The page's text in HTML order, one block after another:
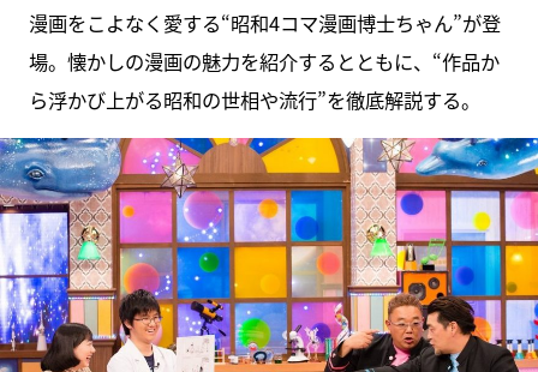
漫画をこよなく愛する“昭和4コマ漫画博士ちゃん”が登
場。懐かしの漫画の魅力を紹介するとともに、“作品か
ら浮かび上がる昭和の世相や流行”を徹底解説する。